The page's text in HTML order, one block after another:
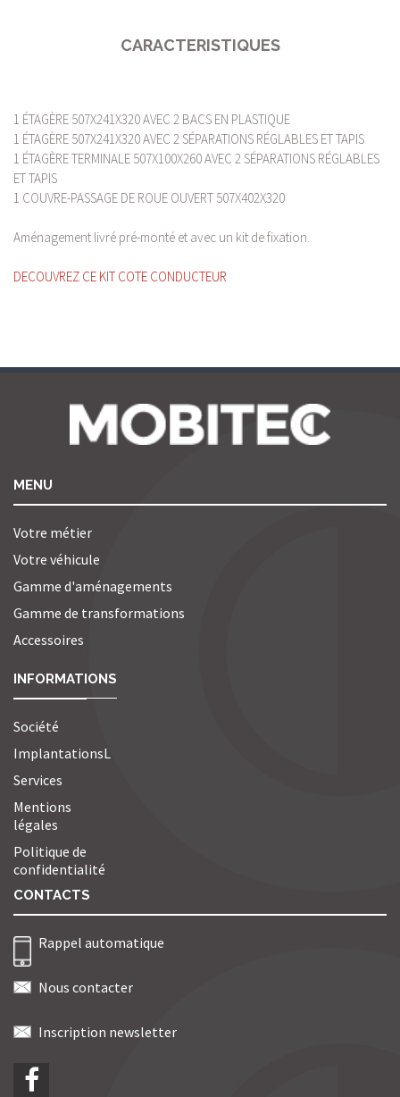
CARACTERISTIQUES
1 ÉTAGÈRE 507X241X320 AVEC 2 BACS EN PLASTIQUE
1 ÉTAGÈRE 507X241X320 AVEC 2 SÉPARATIONS RÉGLABLES ET TAPIS
1 ÉTAGÈRE TERMINALE 507X100X260 AVEC 2 SÉPARATIONS RÉGLABLES
ET TAPIS
1 COUVRE-PASSAGE DE ROUE OUVERT 507X402X320
Aménagement livré pré-monté et avec un kit de fixation.
DECOUVREZ CE KIT COTE CONDUCTEUR
MENU
Votre métier
Votre véhicule
Gamme d'aménagements
Gamme de transformations
Accessoires
INFORMATIONS
Société
ImplantationsL
Services
Mentions
légales
Politique de
confidentialité
CONTACTS
Rappel automatique
Nous contacter
Inscription newsletter